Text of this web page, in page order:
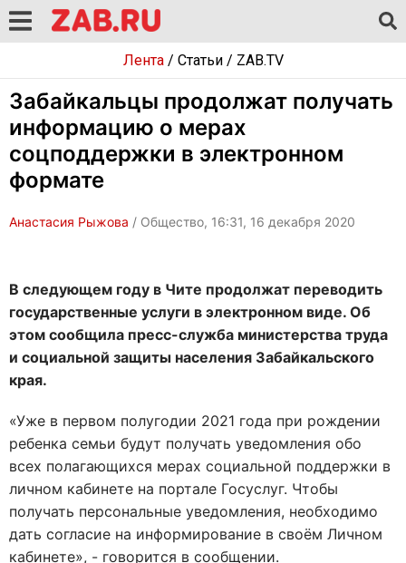
Лента/ Статьи/ ZAB.TV
Забайкальцы продолжат получать
информацию о мерах
соцподдержки в электронном
формате
Анастасия Рыжова / Общество, 16:31, 16 декабря 2020
В следующем году в Чите продолжат переводить
государственные услуги в электронном виде. Об
этом сообщила пресс-служба министерства труда
и социальной защиты населения Забайкальского
края.
«Уже в первом полугодии 2021 года при рождении
ребенка семьи будут получать уведомления обо
всех полагающихся мерах социальной поддержки в
личном кабинете на портале Госуслуг. Чтобы
получать персональные уведомления, необходимо
дать согласие на информирование в своём Личном
кабинете», - говорится в сообщении.